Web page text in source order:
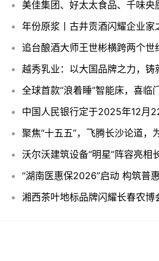
越秀乳业：以大国品牌之力，铸
“湖南医惠保2026”启动 构筑普